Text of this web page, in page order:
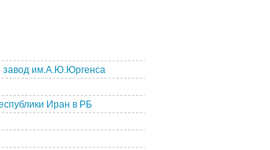
завод им.А.Ю.Юргенса
Иран в РБ